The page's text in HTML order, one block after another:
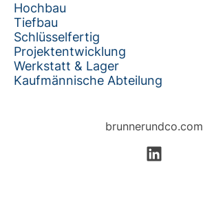
Hochbau
Tiefbau
Schlüsselfertig
Projektentwicklung
Werkstatt & Lager
Kaufmännische Abteilung
brunnerundco.com